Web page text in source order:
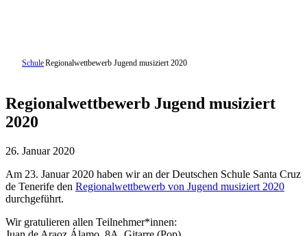
SchuleRegionalwettbewerb Jugend musiziert 2020
Regionalwettbewerb Jugend musiziert
2020
26. Januar 2020
Am 23. Januar 2020 haben wir an der Deutschen Schule Santa Cruz
de Tenerife den Regionalwettbewerb von Jugend musiziert 2020
durchgeführt.
Wir gratulieren allen Teilnehmer*innen: